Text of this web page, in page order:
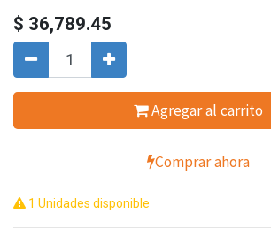
$ 36,789.45
Agregar al carrito
Comprar ahora
1 Unidades disponible